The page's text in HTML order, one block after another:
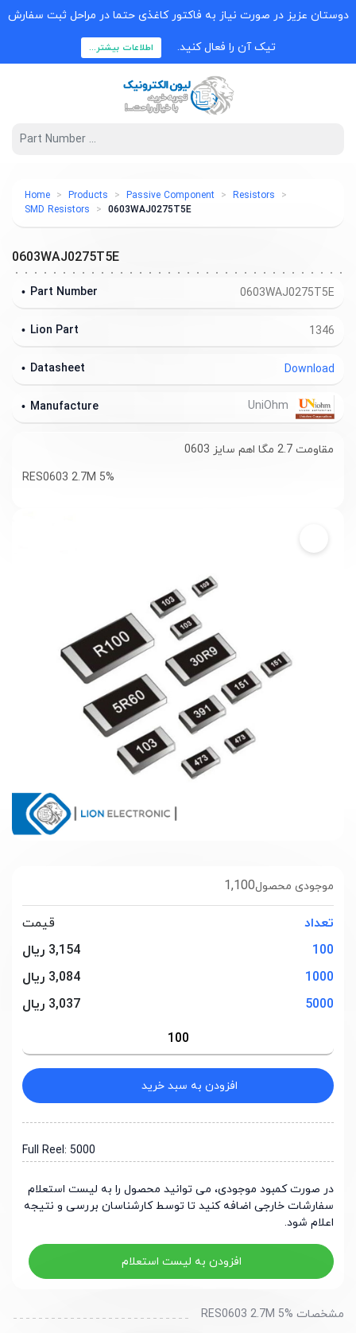
دوستان عزیز در صورت نیاز به فاکتور کاغذی حتما در مراحل ثبت سفارش
تیک آن را فعال کنید. اطلاعات بیشتر...
Home Products Passive Component
Resistors
SMD Resistors
0603WAJ0275T5E
1,100موجودی محصول
تعداد
قیمت
100
3,154 ریال
1000
3,084 ریال
5000
3,037 ریال
افزودن به سبد خرید
Full Reel: 5000
در صورت کمبود موجودی، می توانید محصول را به لیست استعلام
سفارشات خارجی اضافه کنید تا توسط کارشناسان بررسی و نتیجه
اعلام شود.
افزودن به لیست استعلام
0603WAJ0275T5E
0603WAJ0275T5E
Part Number
1346
Lion Part
Download
Datasheet
Manufacture
مقاومت 2.7 مگا اهم سایز 0603
RES0603 2.7M 5%
مشخصات RES0603 2.7M 5%